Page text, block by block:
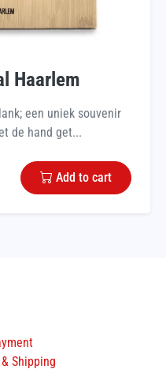
Haarlem
een uniek souvenir
de hand get...
Add to cart
Shipping